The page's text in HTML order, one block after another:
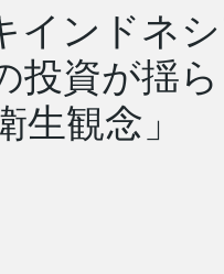
インドネ
投資が揺
観念」